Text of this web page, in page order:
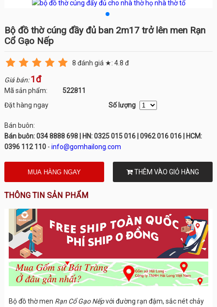
Bộ đồ thờ cúng đầy đủ ban 2m17 trở lên men Rạn
Cổ Gạo Nếp
8 đánh giá ★: 4.8 đ
Giá bán:1đ
Mã sản phẩm:
522811
Đặt hàng ngay
Số lượng
Bán buôn:
Bán buôn: 034 8888 698 | HN: 0325 015 016 | 0962 016 016 | HCM:
0396 112 110- info@gomhailong.com
THÊM VÀO GIỎ HÀNG
THÔNG TIN SẢN PHẨM
Bộ đồ thờ men Rạn Cổ Gạo Nếpvới đường rạn đậm, sắc nét chảy